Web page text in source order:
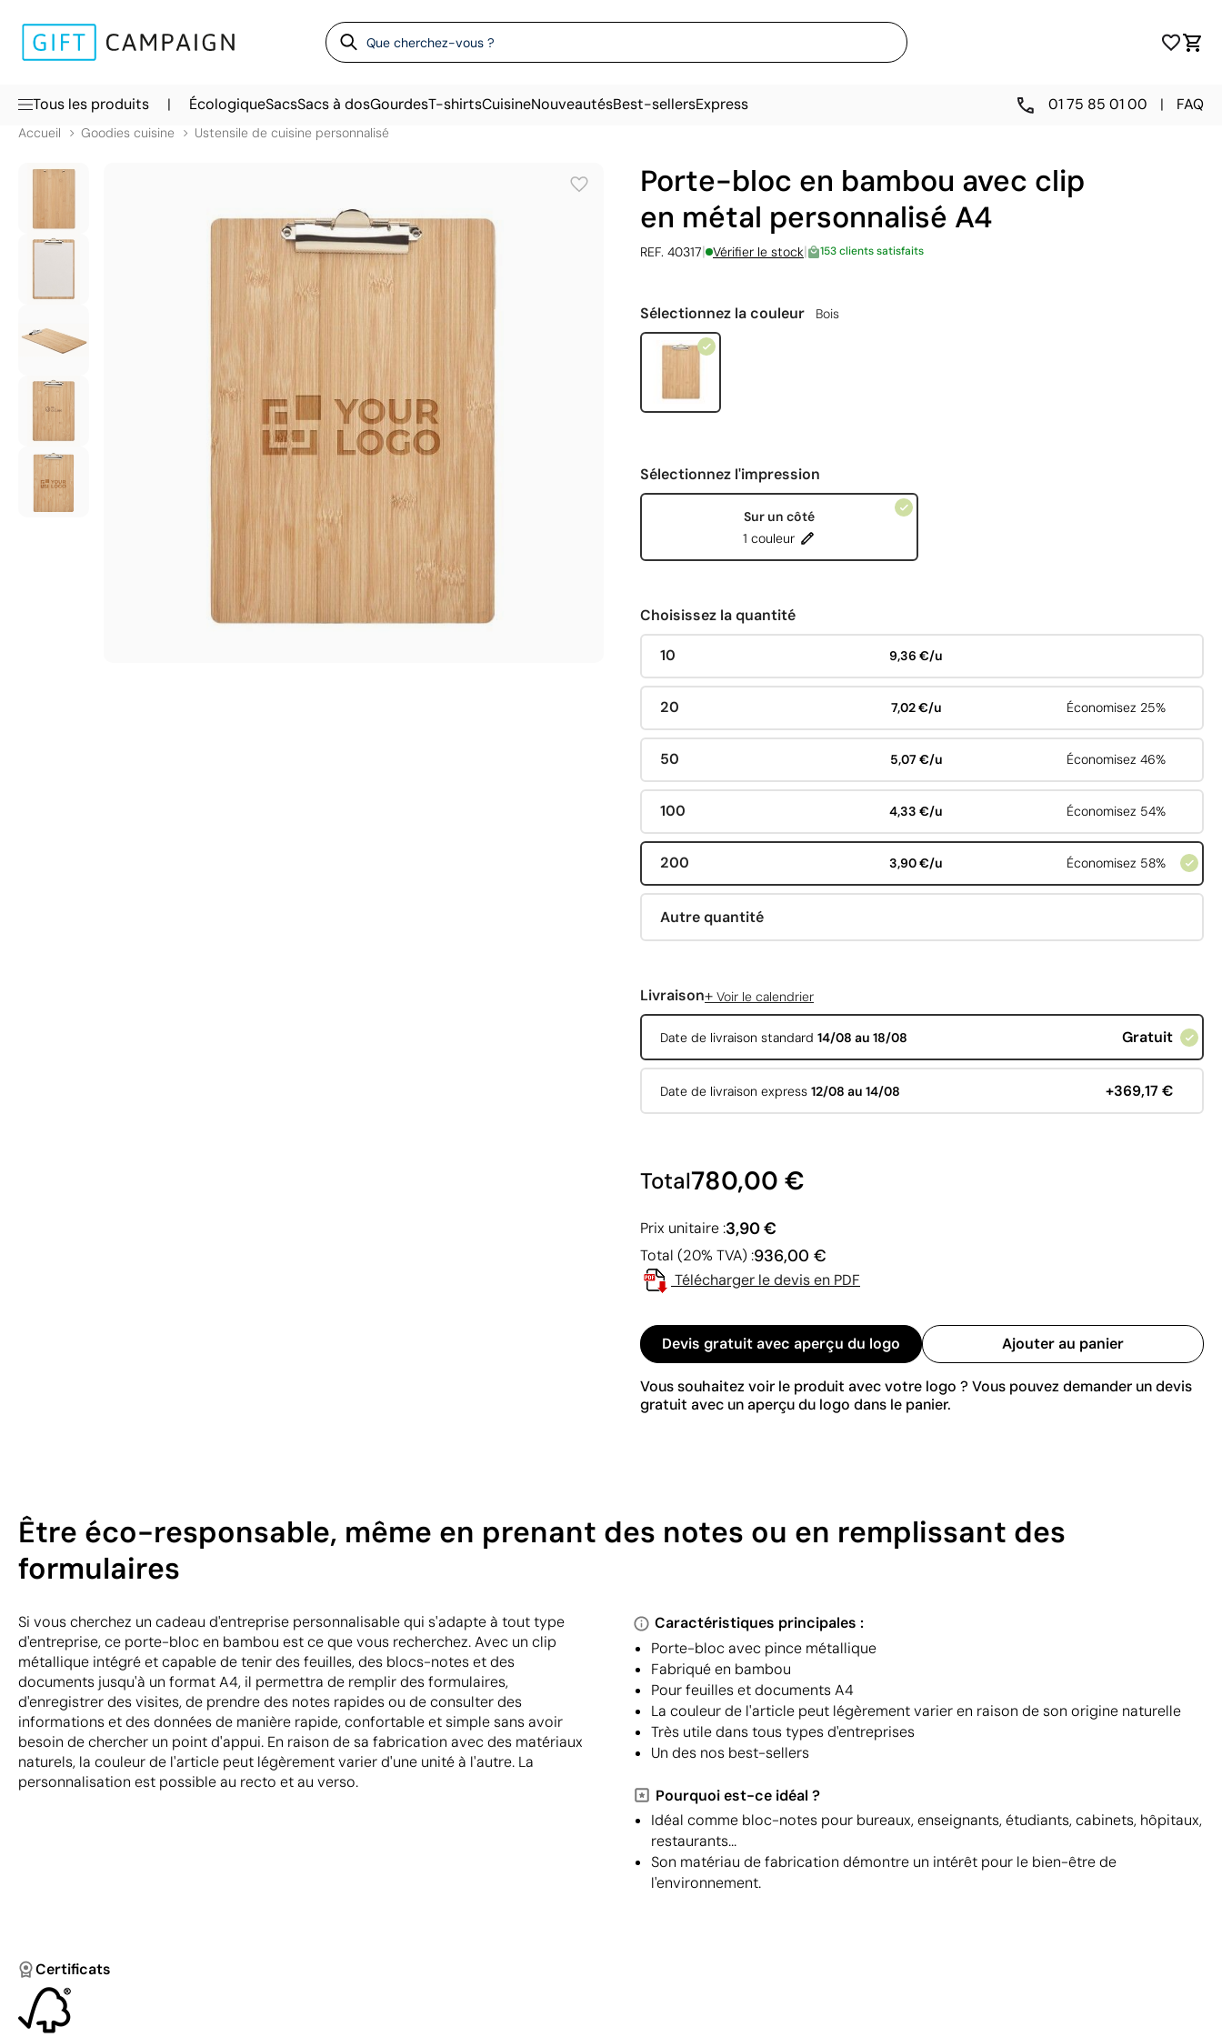
Tous les produits | ÉcologiqueSacsSacs à dosGourdesT-shirtsCuisineNouveautésBest-sellersExpress 01 75 85 01 00 | FAQ
Accueil Goodies cuisine Ustensile de cuisine personnalisé
Porte-bloc en bambou avec clip
en métal personnalisé A4
REF. 40317| Vérifier le stock| 153 clients satisfaits
Sélectionnez la couleur Bois
Sélectionnez l'impression
Sur un côté
1 couleur
Choisissez la quantité
10 9,36 €/u
20 7,02 €/u Économisez 25%
50 5,07 €/u Économisez 46%
100 4,33 €/u Économisez 54%
200 3,90 €/u Économisez 58%
Autre quantité
Livraison+ Voir le calendrier
Date de livraison standard 14/08 au 18/08 Gratuit
Date de livraison express 12/08 au 14/08 +369,17 €
Total780,00 €
Prix unitaire :3,90 €
Total (20% TVA) :936,00 €
Télécharger le devis en PDF
Devis gratuit avec aperçu du logo Ajouter au panier
Vous souhaitez voir le produit avec votre logo ? Vous pouvez demander un devis
gratuit avec un aperçu du logo dans le panier.
Être éco-responsable, même en prenant des notes ou en remplissant des
formulaires
Si vous cherchez un cadeau d'entreprise personnalisable qui s'adapte à tout type
d'entreprise, ce porte-bloc en bambou est ce que vous recherchez. Avec un clip
métallique intégré et capable de tenir des feuilles, des blocs-notes et des
documents jusqu'à un format A4, il permettra de remplir des formulaires,
d'enregistrer des visites, de prendre des notes rapides ou de consulter des
informations et des données de manière rapide, confortable et simple sans avoir
besoin de chercher un point d'appui. En raison de sa fabrication avec des matériaux
naturels, la couleur de l'article peut légèrement varier d'une unité à l'autre. La
personnalisation est possible au recto et au verso.
Caractéristiques principales :
Porte-bloc avec pince métallique
Fabriqué en bambou
Pour feuilles et documents A4
La couleur de l'article peut légèrement varier en raison de son origine naturelle
Très utile dans tous types d'entreprises
Un des nos best-sellers
Pourquoi est-ce idéal ?
Idéal comme bloc-notes pour bureaux, enseignants, étudiants, cabinets, hôpitaux,
restaurants...
Son matériau de fabrication démontre un intérêt pour le bien-être de
l'environnement.
Certificats